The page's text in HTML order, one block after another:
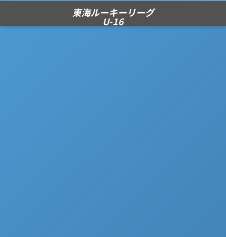
東海ルーキーリーグ
U-16